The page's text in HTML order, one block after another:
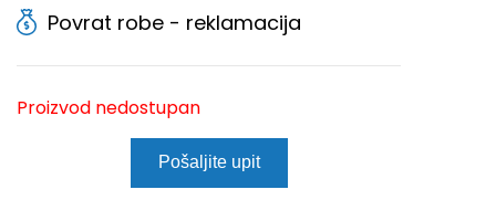
Povrat robe - reklamacija
Proizvod nedostupan
Pošaljite upit